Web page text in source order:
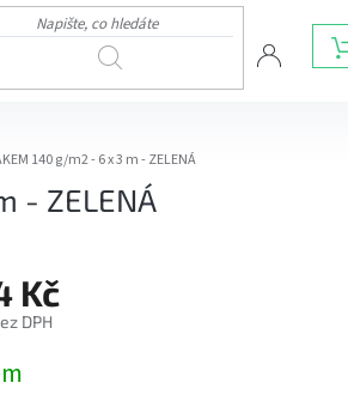
HLEDAT
140 g/m2 - 6 x 3 m - ZELENÁ
- ZELENÁ
Kč
DPH